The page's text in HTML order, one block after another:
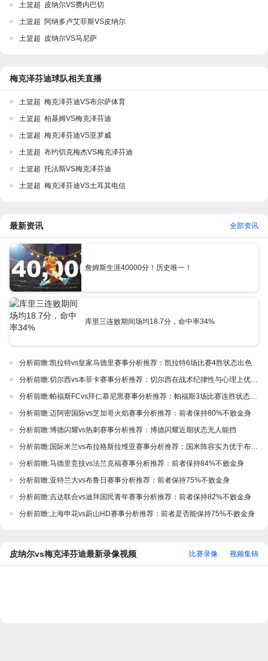
土篮超 皮纳尔VS费内巴切
土篮超 阿纳多卢艾菲斯VS皮纳尔
土篮超 皮纳尔VS马尼萨
梅克泽芬迪球队相关直播
土篮超 梅克泽芬迪VS布尔萨体育
土篮超 柏基姆VS梅克泽芬迪
土篮超 梅克泽芬迪VS亚罗威
土篮超 布约切克梅杰VS梅克泽芬迪
土篮超 托法斯VS梅克泽芬迪
土篮超 梅克泽芬迪VS土耳其电信
最新资讯 全部资讯
詹姆斯生涯40000分！历史唯一！
库里三连败期间场均18.7分，命中率34%
分析前瞻:凯拉特vs皇家马德里赛事分析推荐：凯拉特6场比赛4胜状态出色
分析前瞻:切尔西vs本菲卡赛事分析推荐：切尔西在战术纪律性与心理上优势巨大
分析前瞻:帕福斯FCvs拜仁慕尼黑赛事分析推荐：帕福斯3场比赛连胜状态极佳
分析前瞻:迈阿密国际vs芝加哥火焰赛事分析推荐：前者保持80%不败金身
分析前瞻:博德闪耀vs热刺赛事分析推荐：博德闪耀近期状态无人能挡
分析前瞻:国际米兰vs布拉格斯拉维亚赛事分析推荐：国米阵容实力优于布拉格斯拉维亚
分析前瞻:马德里竞技vs法兰克福赛事分析推荐：前者保持84%不败金身
分析前瞻:亚特兰大vs布鲁日赛事分析推荐：前者保持75%不败金身
分析前瞻:吉达联合vs迪拜国民青年赛事分析推荐：前者保持82%不败金身
分析前瞻:上海申花vs蔚山HD赛事分析推荐：前者是否能保持75%不败金身
皮纳尔vs梅克泽芬迪最新录像视频 视频集锦
比赛录像